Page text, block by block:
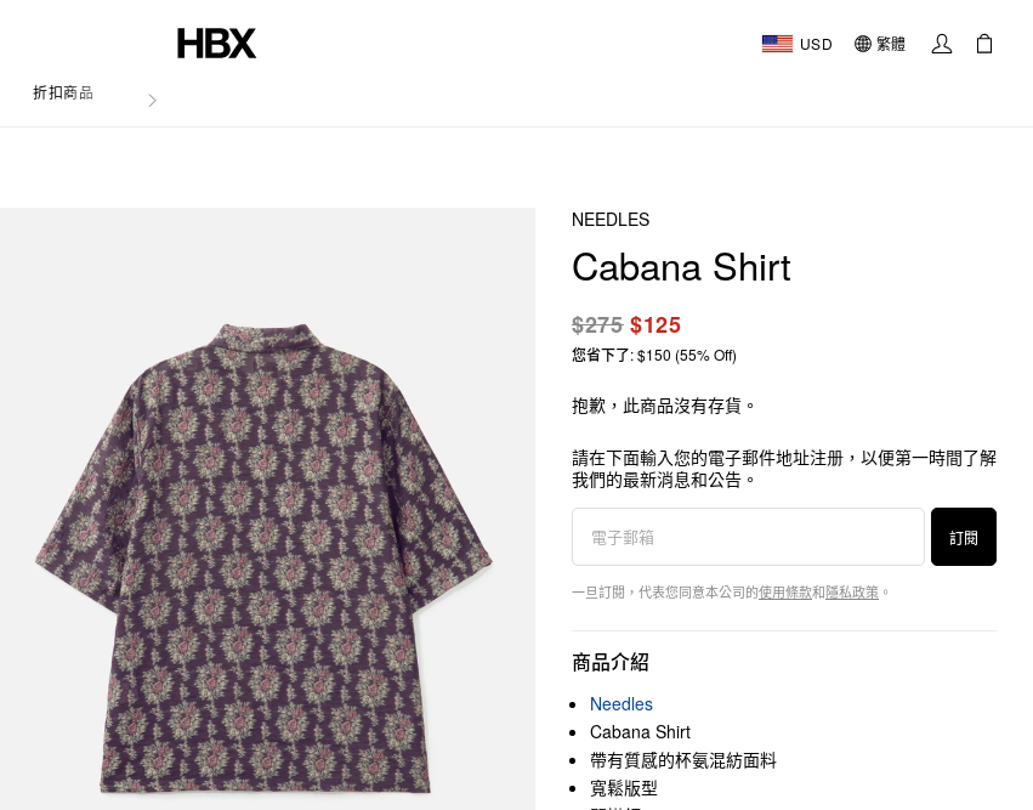
USD 繁體
折扣商品 文章
NEEDLES
Cabana Shirt
$275$125
您省下了: $150 (55% Off)
抱歉，此商品沒有存貨。
請在下面輸入您的電子郵件地址注册，以便第一時間了解
我們的最新消息和公告。
訂閱
一旦訂閱，代表您同意本公司的使用條款和隱私政策 。
商品介紹
Needles
Cabana Shirt
帶有質感的杯氨混紡面料
寬鬆版型